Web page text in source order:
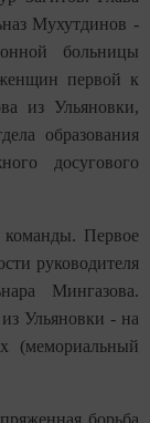
Мухутдинов -
больницы
первой к
из Ульяновки,
образования
досугового
Первое
руководителя
Мингазова.
Ульяновки - на
(мемориальный
борьба